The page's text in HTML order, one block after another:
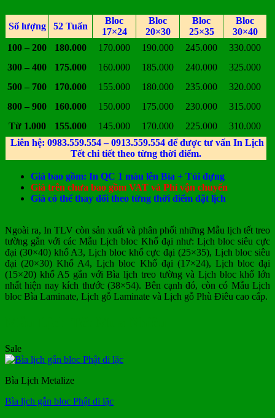
Số lượng 52 Tuấn
Bloc
17×24
Bloc
20×30
Bloc
25×35
Bloc
30×40
100 – 200
180.000 170.000 190.000 245.000
330.000
300 – 400
175.000 160.000 185.000 240.000
325.000
500 – 700
170.000 155.000 180.000 235.000
320.000
800 – 900
160.000 150.000 175.000 230.000
315.000
Từ 1.000
155.000 145.000 170.000 225.000
310.000
Liên hệ: 0983.559.554 – 0913.559.554 để được tư vấn In Lịch
Tết chi tiết theo từng thời điểm.
Giá bao gồm: In QC 1 màu lên Bìa + Túi đựng
Giá trên chưa bao gồm VAT và Phí vận chuyển
Giá có thể thay đổi theo từng thời điểm đặt lịch
Ngoài ra, In TLV còn sản xuất và phân phối những Mẫu lịch tết treo
tường gắn với các Mẫu Lịch bloc Khổ đại như: Lịch bloc siêu cực
đại (30×40) khổ A3, Lịch bloc khổ cực đại (25×35), Lịch bloc siêu
đại (20×30) Khổ A4, Lịch bloc Khổ đại (17×24), Lịch bloc đại
(15×20) khổ A5 gắn với Bìa lịch treo tường và Lịch bloc khổ lớn
nhất hiện nay kích thước (38×54). Bên cạnh đó, còn có Mẫu Lịch
bloc Bìa Laminate, Lịch gỗ Laminate và Lịch gỗ Phù Điêu cao cấp.
Sale
Bìa Lịch Metalize
Bìa lịch gắn bloc Phật di lặc